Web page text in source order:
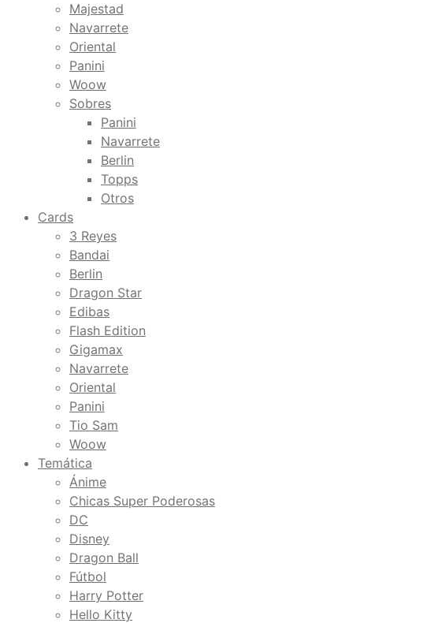
Majestad
Navarrete
Oriental
Panini
Woow
Sobres
Panini
Navarrete
Berlin
Topps
Otros
Cards
3 Reyes
Bandai
Berlin
Dragon Star
Edibas
Flash Edition
Gigamax
Navarrete
Oriental
Panini
Tio Sam
Woow
Temática
Ánime
Chicas Super Poderosas
DC
Disney
Dragon Ball
Fútbol
Harry Potter
Hello Kitty